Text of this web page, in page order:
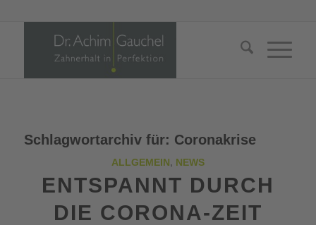
Schlagwortarchiv für: Coronakrise
ALLGEMEIN, NEWS
ENTSPANNT DURCH
DIE CORONA-ZEIT